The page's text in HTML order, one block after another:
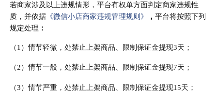
若商家涉及以上违规情形，平台有权单方面判定商家违规性
质，并依据 《微信小店商家违规管理规则》 ， 平台将按照下列
规定处理 ：
（1）情节轻微，处禁止上架商品、限制保证金提现3天；
（2）情节一般，处禁止上架商品、限制保证金提现7天；
（3）情节严重，处禁止上架商品、限制保证金提现15天；